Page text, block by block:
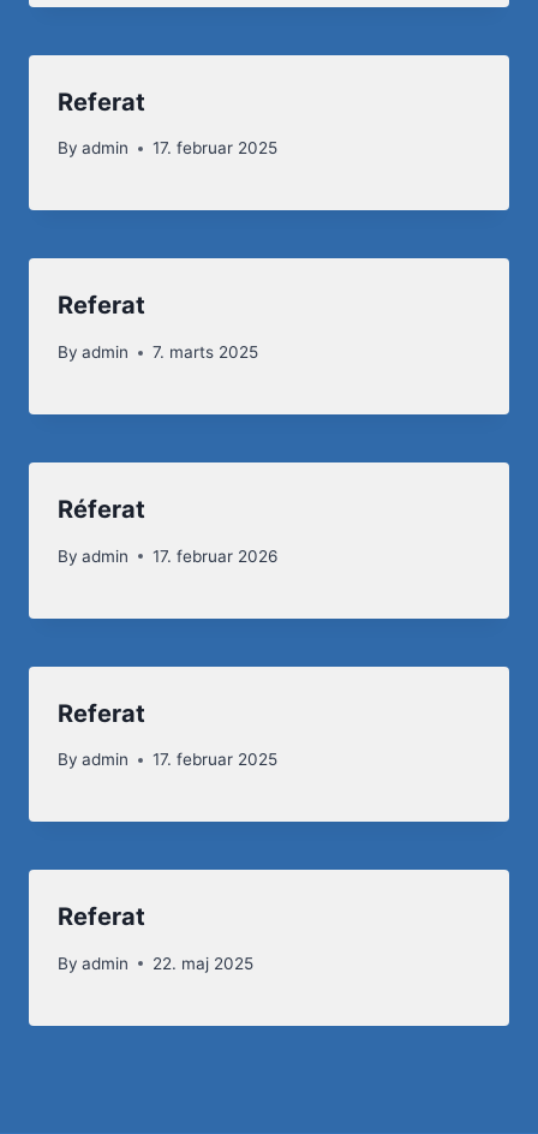
Referat
By admin 17. februar 2025
Referat
By admin 7. marts 2025
Réferat
By admin 17. februar 2026
Referat
By admin 17. februar 2025
Referat
By admin 22. maj 2025